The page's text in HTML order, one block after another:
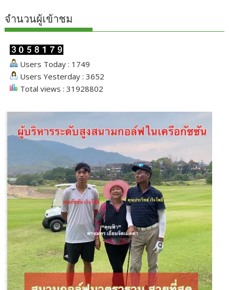
จำนวนผู้เข้าชม
Users Today : 1749
Users Yesterday : 3652
Total views : 31928802